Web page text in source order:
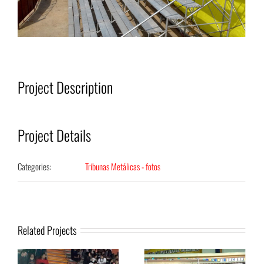
Project Description
Project Details
Categories: Tribunas Metálicas - fotos
Related Projects